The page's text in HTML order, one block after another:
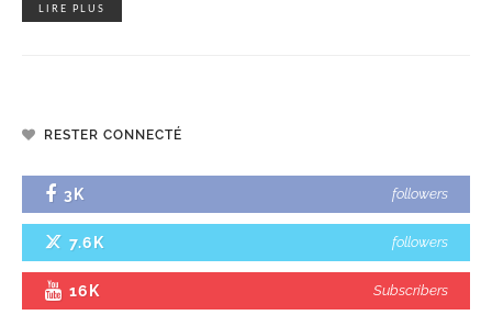
LIRE PLUS
RESTER CONNECTÉ
3K followers
7.6K followers
16K Subscribers